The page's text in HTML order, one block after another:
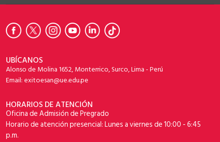
UBÍCANOS
Alonso de Molina 1652, Monterrico, Surco, Lima - Perú
Email: exitoesan@ue.edu.pe
HORARIOS DE ATENCIÓN
Oficina de Admisión de Pregrado
Horario de atención presencial: Lunes a viernes de 10:00 - 6:45
p.m.